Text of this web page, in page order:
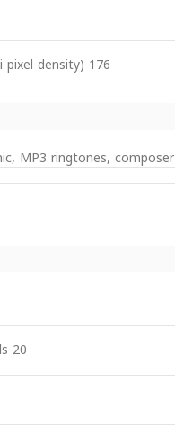
176 x 220 pixels, 1.93 inches (~146 ppi pixel density)
MP3 ringtones, composer
20 dialed, 20 received, 20 missed calls